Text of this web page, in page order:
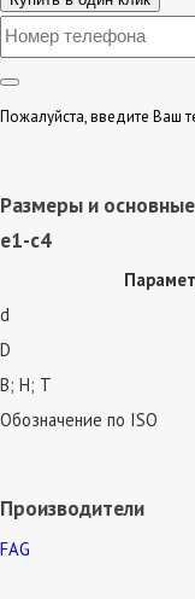
Пожалуйста, введите Ваш
Размеры и
e1-c4
d
D
В; Н; Т
Обозначение по ISO
Производители
FAG